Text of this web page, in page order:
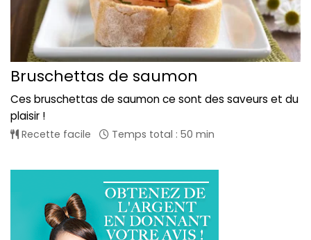
Bruschettas de saumon
Ces bruschettas de saumon ce sont des saveurs et du
plaisir !
Recette facile Temps total : 50 min